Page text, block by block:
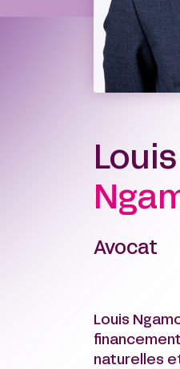
Louis
Avocat
Louis
naturelles